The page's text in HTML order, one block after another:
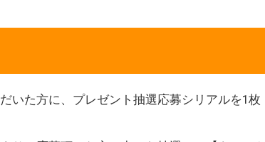
いた方に、プレゼント抽選応募シリアルを1枚